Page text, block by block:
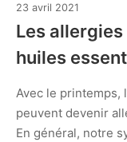
23 avril 2021
2021
Les
huiles
Avec le printemps,
peuvent devenir
En général, notre